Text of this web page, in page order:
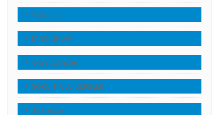
Makaleler
TANIKLIKLAR
Kilise Adresleri
GÖRÜNTÜLÜ DERSLER
Bize Yazın